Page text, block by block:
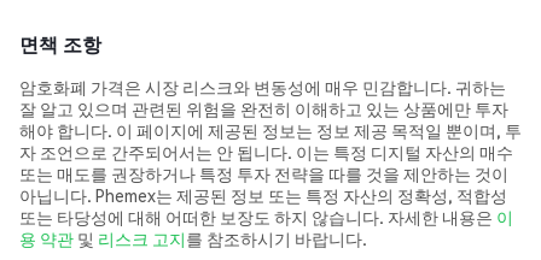
면책 조항
암호화폐 가격은 시장 리스크와 변동성에 매우 민감합니다. 귀하는
잘 알고 있으며 관련된 위험을 완전히 이해하고 있는 상품에만 투자
해야 합니다. 이 페이지에 제공된 정보는 정보 제공 목적일 뿐이며, 투
자 조언으로 간주되어서는 안 됩니다. 이는 특정 디지털 자산의 매수
또는 매도를 권장하거나 특정 투자 전략을 따를 것을 제안하는 것이
아닙니다. Phemex는 제공된 정보 또는 특정 자산의 정확성, 적합성
또는 타당성에 대해 어떠한 보장도 하지 않습니다. 자세한 내용은 이
용 약관 및 리스크 고지를 참조하시기 바랍니다.